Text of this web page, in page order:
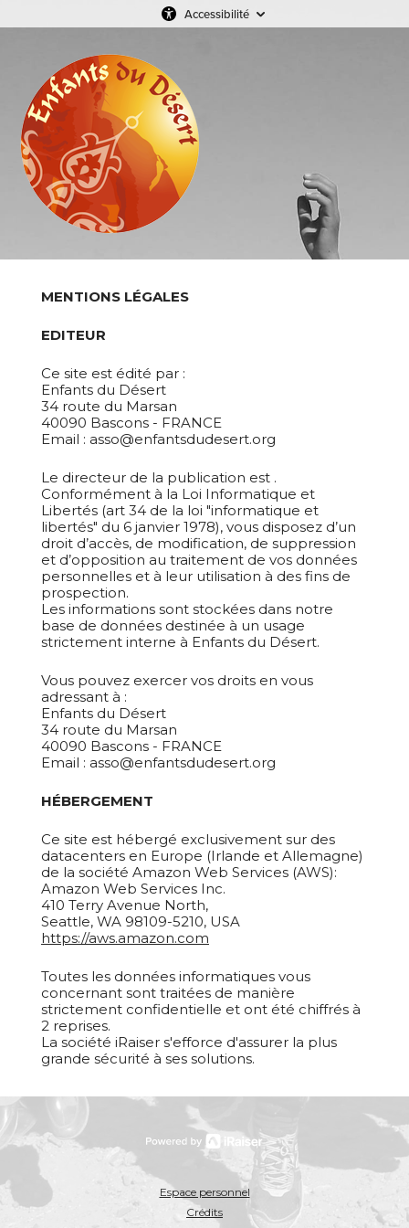
Accessibilité
MENTIONS LÉGALES
EDITEUR
Ce site est édité par :
Enfants du Désert
34 route du Marsan
40090 Bascons - FRANCE
Email : asso@enfantsdudesert.org
Le directeur de la publication est ​.
Conformément à la Loi Informatique et
Libertés (art 34 de la loi "informatique et
libertés" du 6 janvier 1978), vous disposez d’un
droit d’accès, de modification, de suppression
et d’opposition au traitement de vos données
personnelles et à leur utilisation à des fins de
prospection.
Les informations sont stockées dans notre
base de données destinée à un usage
strictement interne à Enfants du Désert.
Vous pouvez exercer vos droits en vous
adressant à :
Enfants du Désert
34 route du Marsan
40090 Bascons - FRANCE
Email : asso@enfantsdudesert.org
HÉBERGEMENT
Ce site est hébergé exclusivement sur des
datacenters en Europe (Irlande et Allemagne)
de la société Amazon Web Services (AWS):
Amazon Web Services Inc.
410 Terry Avenue North,
Seattle, WA 98109-5210, USA
https://aws.amazon.com
Toutes les données informatiques vous
concernant sont traitées de manière
strictement confidentielle et ont été chiffrés à
2 reprises.
La société iRaiser s'efforce d'assurer la plus
grande sécurité à ses solutions.
Espace personnel
Crédits